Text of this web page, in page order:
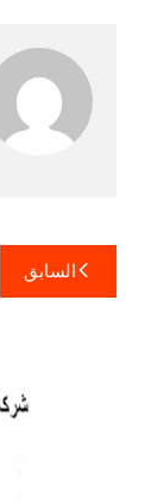
تصفّح
المقالات
السابق